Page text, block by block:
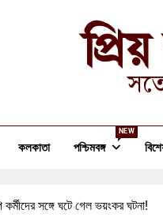
কলকাতা পশ্চিমবঙ্গ
NEW
সঙ্গে ঘটে গেল ভয়ংকর ঘটনা!